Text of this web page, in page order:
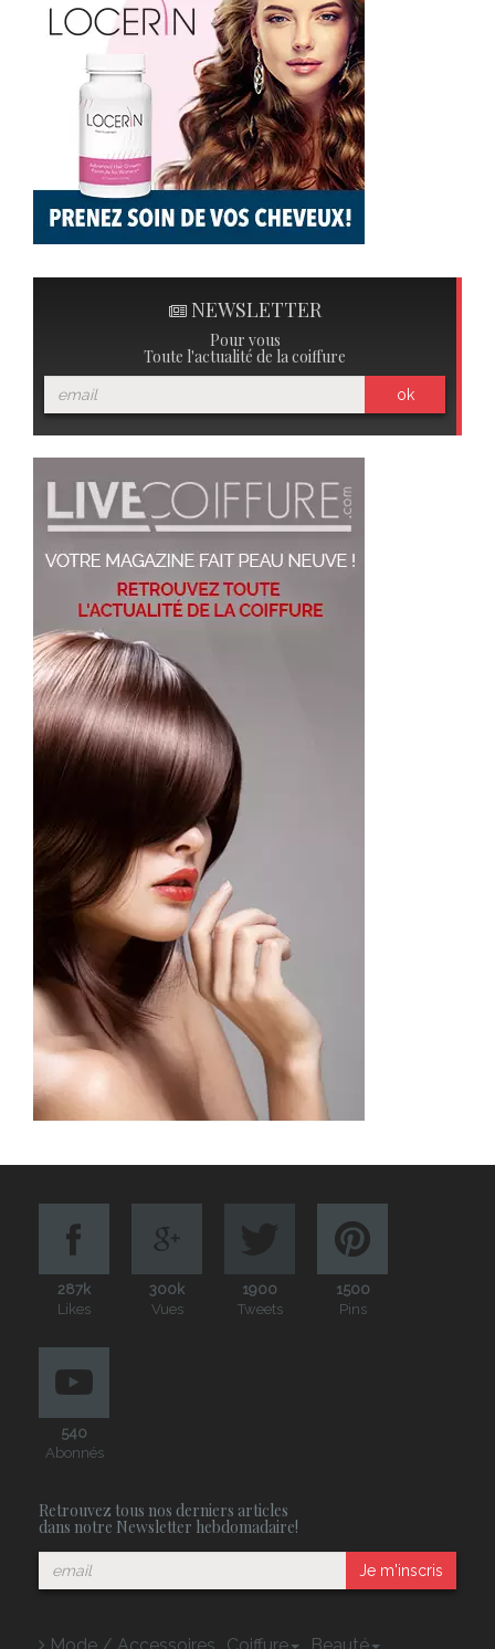
NEWSLETTER
Pour vous
Toute l'actualité de la coiffure
ok
287k
Likes
300k
Vues
1900
Tweets
1500
Pins
540
Abonnés
Retrouvez tous nos derniers articles
dans notre Newsletter hebdomadaire!
Je m'inscris